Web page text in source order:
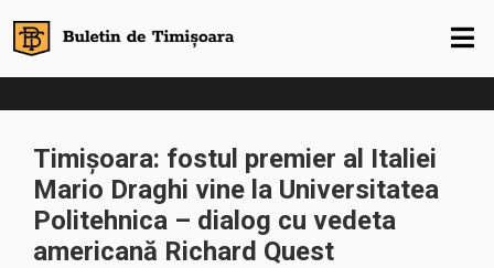
Timișoara: fostul premier al Italiei
Mario Draghi vine la Universitatea
Politehnica – dialog cu vedeta
americană Richard Quest